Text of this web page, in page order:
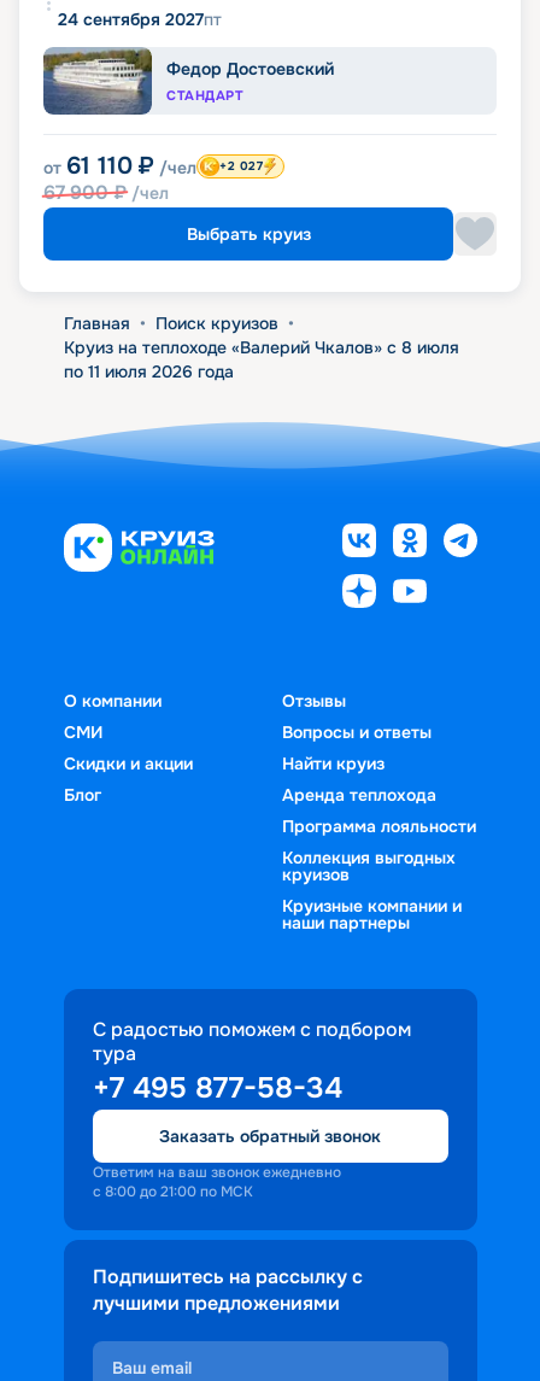
24 сентября 2027пт
Федор Достоевский
СТАНДАРТ
от 61 110 ₽ /чел
67 900₽ /чел
+2 027
Выбрать круиз
Главная • Поиск круизов •
Круиз на теплоходе «Валерий Чкалов» с 8 июля
по 11 июля 2026 года
О компании
СМИ
Скидки и акции
Блог
Отзывы
Вопросы и ответы
Найти круиз
Аренда теплохода
Программа лояльности
Коллекция выгодных
круизов
Круизные компании и
наши партнеры
С радостью поможем с подбором
тура
+7 495 877-58-34
Заказать обратный звонок
Ответим на ваш звонок ежедневно
с 8:00 до 21:00 по МСК
Подпишитесь на рассылку с
лучшими предложениями